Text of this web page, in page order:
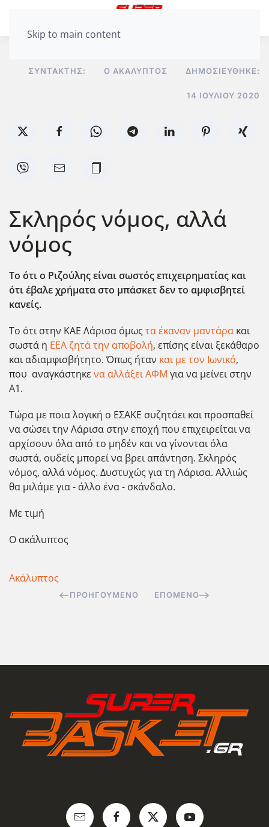
Skip to main content
ΣΥΝΤΆΚΤΗΣ: Ο ΑΚΆΛΥΠΤΟΣ ΔΗΜΟΣΙΕΎΘΗΚΕ:
14 ΙΟΥΛΊΟΥ 2020
Σκληρός νόμος, αλλά
νόμος
Το ότι ο Ριζούλης είναι σωστός επιχειρηματίας και
ότι έβαλε χρήματα στο μπάσκετ δεν το αμφισβητεί
κανείς.
Το ότι στην ΚΑΕ Λάρισα όμωςτα έκαναν μαντάρα και
σωστά η ΕΕΑ ζητά την αποβολή, επίσης είναι ξεκάθαρο
και αδιαμφισβήτητο. Όπως ήταν και με τον Ιωνικό,
που αναγκάστηκε να αλλάξει ΑΦΜ για να μείνει στην
Α1.
Τώρα με ποια λογική ο ΕΣΑΚΕ συζητάει και προσπαθεί
να σώσει την Λάρισα στην εποχή που επιχειρείται να
αρχίσουν όλα από το μηδέν και να γίνονται όλα
σωστά, ουδείς μπορεί να βρει απάντηση. Σκληρός
νόμος, αλλά νόμος. Δυστυχώς για τη Λάρισα. Αλλιώς
θα μιλάμε για - άλλο ένα - σκάνδαλο.
Με τιμή
Ο ακάλυπτος
Ακάλυπτος
ΠΡΟΗΓΟΎΜΕΝΟ ΕΠΌΜΕΝΟ